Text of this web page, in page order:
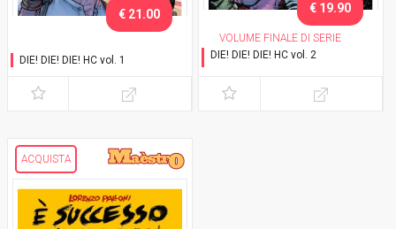
DIE! DIE! DIE! HC vol. 1
€ 21.00
VOLUME FINALE DI SERIE
DIE! DIE! DIE! HC vol. 2
€ 19.90
ACQUISTA